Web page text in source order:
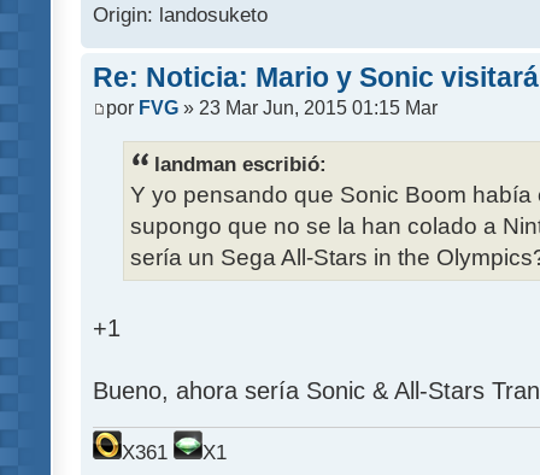
Origin: landosuketo
Re: Noticia: Mario y Sonic
por FVG » 23 Mar Jun, 2015 01:15 Mar
landman escribió:
Y yo pensando que Sonic Boom había
supongo que no se la han colado a
sería un Sega All-Stars in the
+1
Bueno, ahora sería Sonic & All-Stars
X361 X1